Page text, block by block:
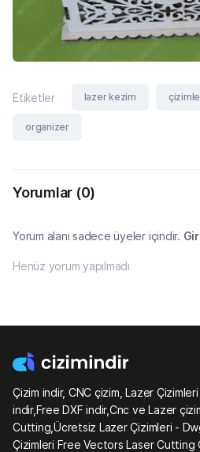
Etiketler lazer kezim
organizer
Yorumlar (0)
Yorum alanı sadece üyeler içindir.
Henüz yorum yapılmadı
Çizim indir, CNC çizim, Lazer
indir,Free DXF indir,Cnc ve Lazer
Cutting,Ücretsiz Lazer Çizimleri -
Çizimleri Free Vectors Laser Cutting